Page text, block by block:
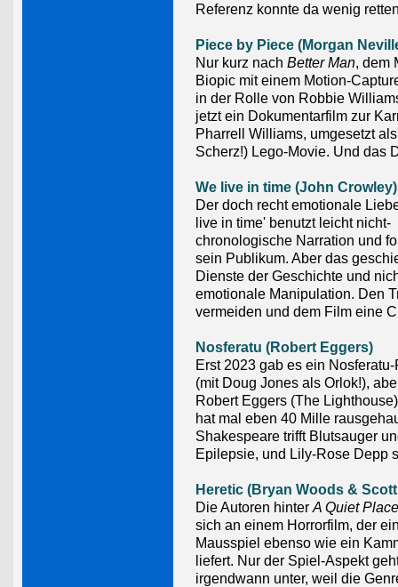
Referenz konnte da wenig
Piece by Piece (Morgan
Nur kurz nach Better Man, dem
Biopic mit einem Motion-
in der Rolle von Robbie
jetzt ein Dokumentarfilm zur
Pharrell Williams, umgesetzt
Scherz!) Lego-Movie. Und das
We live in time (John Crowley)
Der doch recht emotionale
live in time' benutzt leicht nicht-
chronologische Narration und
sein Publikum. Aber das
Dienste der Geschichte und
emotionale Manipulation. Den
vermeiden und dem Film eine
Nosferatu (Robert Eggers)
Erst 2023 gab es ein
(mit Doug Jones als Orlok!),
Robert Eggers (The
hat mal eben 40 Mille
Shakespeare trifft Blutsauger
Epilepsie, und Lily-Rose Depp
Heretic (Bryan Woods &
Die Autoren hinter A Quiet Place
sich an einem Horrorfilm, der
Mausspiel ebenso wie ein
liefert. Nur der Spiel-Aspekt
irgendwann unter, weil die